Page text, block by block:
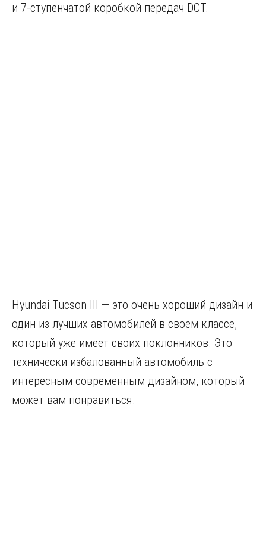
и 7-ступенчатой коробкой передач DCT.
Hyundai Tucson III — это очень хороший дизайн и
один из лучших автомобилей в своем классе,
который уже имеет своих поклонников. Это
технически избалованный автомобиль с
интересным современным дизайном, который
может вам понравиться.